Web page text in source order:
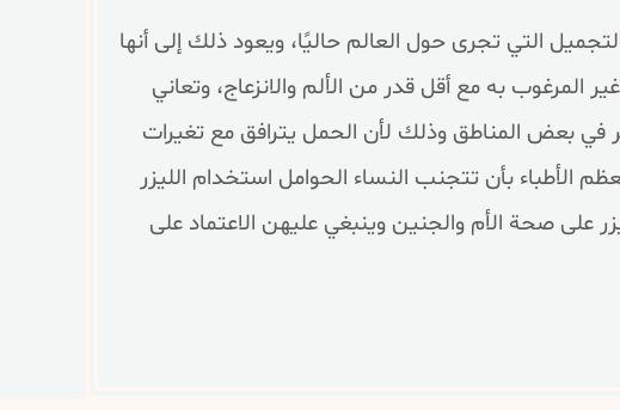
التي تجرى حول العالم حاليًا، ويعود ذلك إلى أنها
به مع أقل قدر من الألم والانزعاج، وتعاني
في بعض المناطق وذلك لأن الحمل يترافق مع تغيرات
الأطباء بأن تتجنب النساء الحوامل استخدام الليزر
على صحة الأم والجنين وينبغي عليهن الاعتماد على